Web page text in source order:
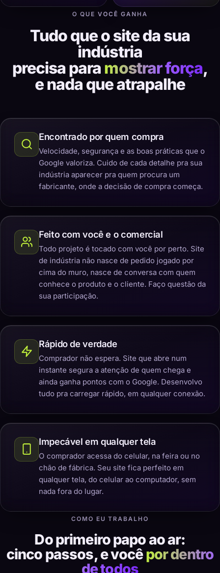
O QUE VOCÊ GANHA
Tudo que o site da sua
indústria
precisa para mostrar força,
e nada que atrapalhe
Encontrado por quem compra
Velocidade, segurança e as boas práticas que o
Google valoriza. Cuido de cada detalhe pra sua
indústria aparecer pra quem procura um
fabricante, onde a decisão de compra começa.
Feito com você e o comercial
Todo projeto é tocado com você por perto. Site
de indústria não nasce de pedido jogado por
cima do muro, nasce de conversa com quem
conhece o produto e o cliente. Faço questão da
sua participação.
Rápido de verdade
Comprador não espera. Site que abre num
instante segura a atenção de quem chega e
ainda ganha pontos com o Google. Desenvolvo
tudo pra carregar rápido, em qualquer conexão.
Impecável em qualquer tela
O comprador acessa do celular, na feira ou no
chão de fábrica. Seu site fica perfeito em
qualquer tela, do celular ao computador, sem
nada fora do lugar.
COMO EU TRABALHO
Do primeiro papo ao ar:
cinco passos, e vocêpor dentro
de todos